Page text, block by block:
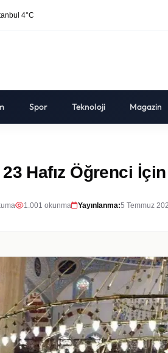
4°C
Spor Teknoloji Magazin
Hafız Öğrenci
1.001 okunma Yayınlanma:5 Temmuz